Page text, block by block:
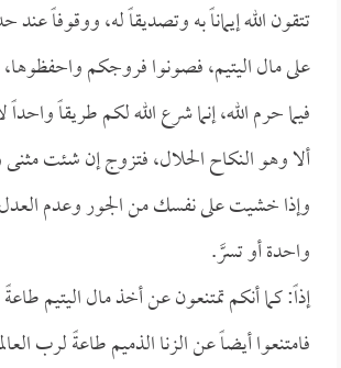
تتقون الله إيماناً به وتصديقاً له، ووقوفاً
على مال اليتيم، فصونوا فروجكم
فيما حرم الله، إنما شرع الله لكم طريقاً
ألا وهو النكاح الحلال، فتزوج إن شئت
وإذا خشيت على نفسك من الجور وعدم
واحدة أو تسرَّ.
إذاً: كما أنكم تمتنعون عن أخذ مال اليتيم
فامتنعوا أيضاً عن الزنا الذميم طاعةً لرب